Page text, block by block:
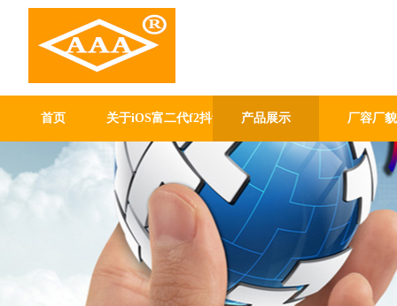
GUANG DONG GABLE
首页 关于iOS富二代f2抖音 产品展示 厂容厂貌